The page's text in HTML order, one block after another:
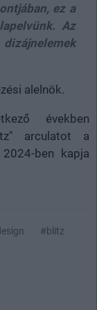
ez a
Az
alelnök.
években
arculatot a
ben kapja
#blitz